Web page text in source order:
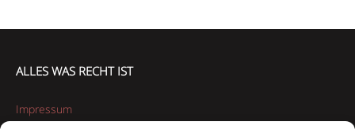
ALLES WAS RECHT IST
Impressum